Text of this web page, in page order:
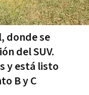
donde se
del SUV.
y está listo
B y C